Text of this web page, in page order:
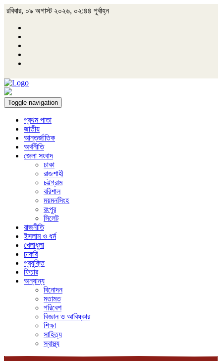
রবিবার, ০৯ অগাস্ট ২০২৬, ০২:৪৪ পূর্বাহ্ন
Toggle navigation
প্রথম পাতা
জাতীয়
আন্তর্জাতিক
অর্থনীতি
জেলা সংবাদ
ঢাকা
রাজশাহী
চট্টগ্রাম
বরিশাল
ময়মনসিংহ
রংপুর
সিলেট
রাজনীতি
ইসলাম ও ধর্ম
খেলাধুলা
চাকরি
প্রযুক্তি
ফিচার
অন্যান্য
বিনোদন
মতামত
পরিবেশ
বিজ্ঞান ও আবিষ্কার
শিক্ষা
সাহিত্য
স্বাস্থ্য